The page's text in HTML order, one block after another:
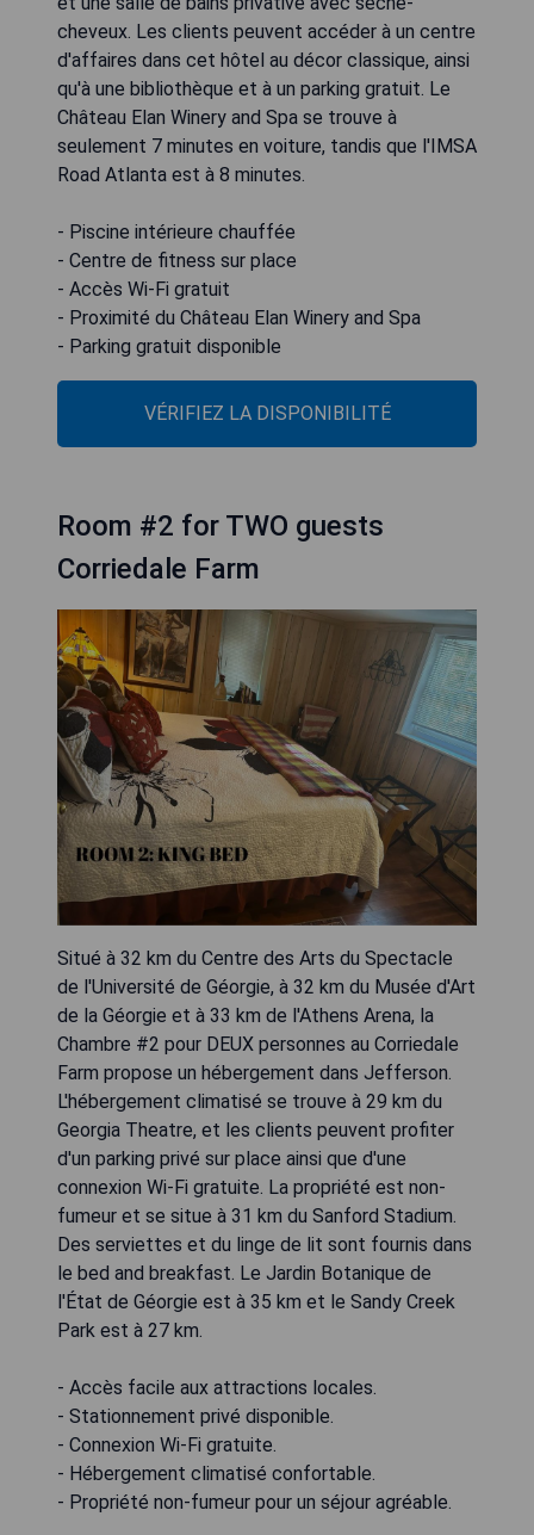
cheveux. Les clients peuvent accéder à un centre
d'affaires dans cet hôtel au décor classique, ainsi
qu'à une bibliothèque et à un parking gratuit. Le
Château Elan Winery and Spa se trouve à
seulement 7 minutes en voiture, tandis que l'IMSA
Road Atlanta est à 8 minutes.
- Piscine intérieure chauffée
- Centre de fitness sur place
- Accès Wi-Fi gratuit
- Proximité du Château Elan Winery and Spa
- Parking gratuit disponible
VÉRIFIEZ LA DISPONIBILITÉ
Room #2 for TWO guests
Corriedale Farm
Situé à 32 km du Centre des Arts du Spectacle
de l'Université de Géorgie, à 32 km du Musée d'Art
de la Géorgie et à 33 km de l'Athens Arena, la
Chambre #2 pour DEUX personnes au Corriedale
Farm propose un hébergement dans Jefferson.
L'hébergement climatisé se trouve à 29 km du
Georgia Theatre, et les clients peuvent profiter
d'un parking privé sur place ainsi que d'une
connexion Wi-Fi gratuite. La propriété est non-
fumeur et se situe à 31 km du Sanford Stadium.
Des serviettes et du linge de lit sont fournis dans
le bed and breakfast. Le Jardin Botanique de
l'État de Géorgie est à 35 km et le Sandy Creek
Park est à 27 km.
- Accès facile aux attractions locales.
- Stationnement privé disponible.
- Connexion Wi-Fi gratuite.
- Hébergement climatisé confortable.
- Propriété non-fumeur pour un séjour agréable.